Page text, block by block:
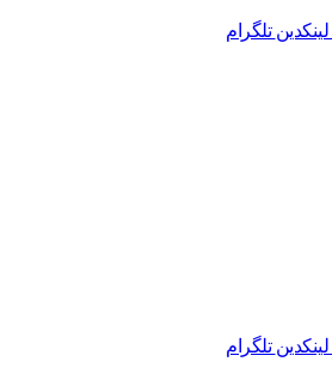
لینکدین تلگرام
لینکدین تلگرام